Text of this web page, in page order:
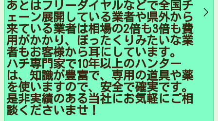
あとはフリーダイヤルなどで全国チ
ェーン展開している業者や県外から
来ている業者は相場の2倍も3倍も費
用がかかり、ぼったくりみたいな業
者もお客様から耳にしています。
ハチ専門家で10年以上のハンター
は、知識が豊富で、専用の道具や薬
を使いますので、安全で確実です。
是非実績のある当社にお気軽にご相
談くださいませ！